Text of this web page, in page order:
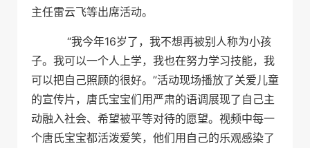
主任雷云飞等出席活动。
“我今年16岁了，我不想再被别人称为小孩
子。我可以一个人上学，我也在努力学习技能，我
可以把自己照顾的很好。”活动现场播放了关爱儿童
的宣传片，唐氏宝宝们用严肃的语调展现了自己主
动融入社会、希望被平等对待的愿望。视频中每一
个唐氏宝宝都活泼爱笑，他们用自己的乐观感染了